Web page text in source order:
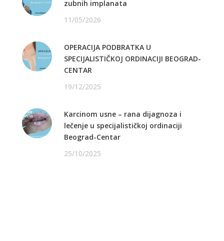
zubnih implanata
11/05/2026
OPERACIJA PODBRATKA U
SPECIJALISTIČKOJ ORDINACIJI BEOGRAD-
CENTAR
19/12/2025
Karcinom usne – rana dijagnoza i
lečenje u specijalističkoj ordinaciji
Beograd-Centar
25/10/2025